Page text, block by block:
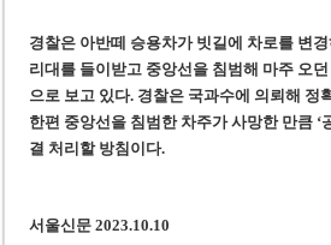
경찰은 아반떼 승용차가 빗길에 차로를 변
리대를 들이받고 중앙선을 침범해 마주 오
으로 보고 있다. 경찰은 국과수에 의뢰해 정
한편 중앙선을 침범한 차주가 사망한 만큼 ‘
결 처리할 방침이다.
서울신문 2023.10.10